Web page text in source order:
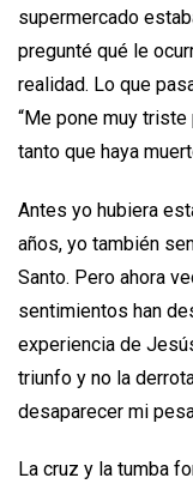
supermercado
pregunté qué le
realidad. Lo que
“Me pone muy
tanto que haya
Antes yo hubiera
años, yo también
Santo. Pero ahora
sentimientos han
experiencia de
triunfo y no la
desaparecer mi
La cruz y la tumba